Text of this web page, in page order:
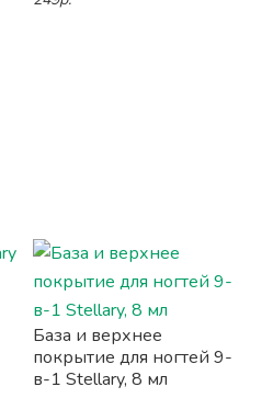
База и верхнее
покрытие для ногтей 9-
в-1 Stellary, 8 мл